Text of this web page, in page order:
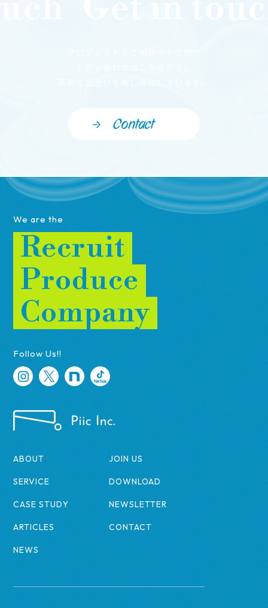
Contact
We are the
Recruit
Produce
Company
Follow Us!!
ABOUT JOIN US
SERVICE DOWNLOAD
CASE STUDY NEWSLETTER
ARTICLES CONTACT
NEWS